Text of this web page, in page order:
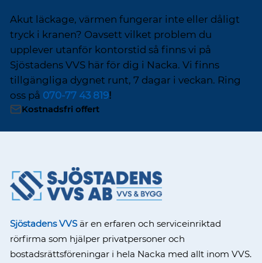
Akut läckage, värmen fungerar inte eller dåligt
tryck i kranen? Oavsett vilket problem du
upplever utanför kontorstid så finns vi på
Sjöstadens VVS här för dig i Nacka. Vi finns
tillgängliga dygnet runt, 7 dagar i veckan. Ring
oss på 070-77 43 819!
Kostnadsfri offert
Sjöstadens VVS är en erfaren och serviceinriktad
rörfirma som hjälper privatpersoner och
bostadsrättsföreningar i hela Nacka med allt inom VVS.